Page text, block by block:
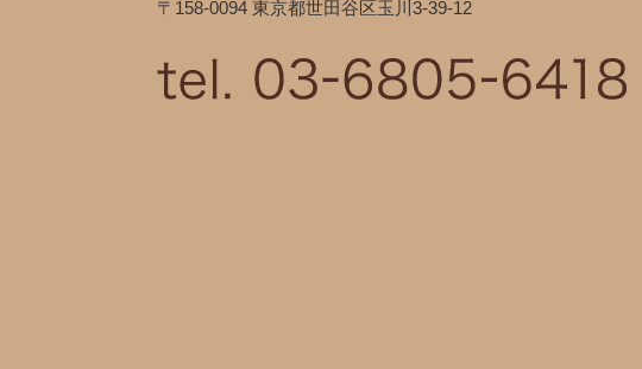
〒158-0094 東京都世田谷区玉川3-39-12